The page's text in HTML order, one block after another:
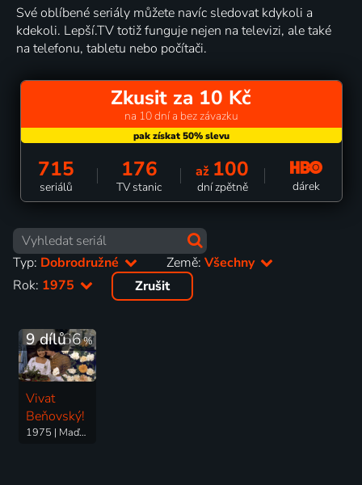
Své oblíbené seriály můžete navíc sledovat kdykoli a
kdekoli. Lepší.TV totiž funguje nejen na televizi, ale také
na telefonu, tabletu nebo počítači.
Zkusit za 10 Kč
na 10 dní a bez závazku
715
seriálů
176
TV stanic
až 100
dní zpětně dárek
Typ: Dobrodružné Země:Všechny
Rok: 1975 Zrušit
66%
9 dílů
Vivat
Beňovský!
1975 | Maďarsko, Československo | Historický, Dobrodružný